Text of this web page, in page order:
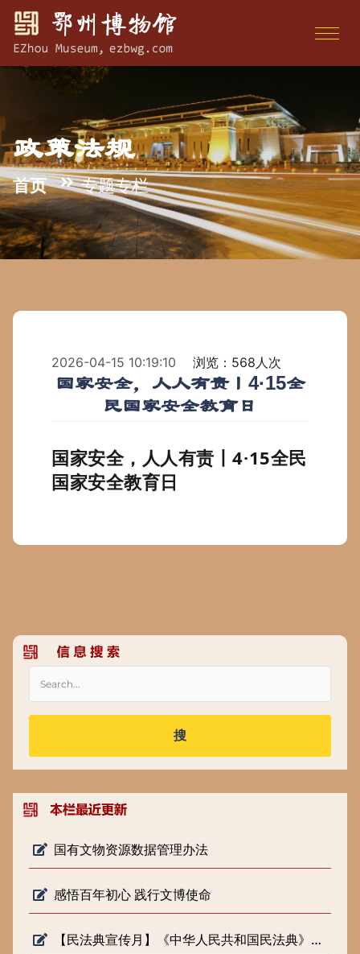
政策法规
首页 专题专栏
2026-04-15 10:19:10 浏览：568人次
国家安全，人人有责丨4·15全
民国家安全教育日
国家安全，人人有责丨4·15全民
国家安全教育日
搜
国有文物资源数据管理办法
感悟百年初心 践行文博使命
【民法典宣传月】《中华人民共和国民法典》知识普及